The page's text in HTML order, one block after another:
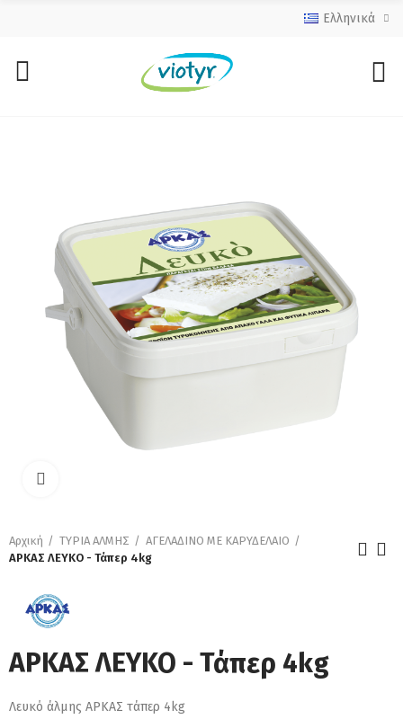
Ελληνικά
Αρχική ΤΥΡΙΑ ΑΛΜΗΣ
ΑΓΕΛΑΔΙΝΟ ΜΕ ΚΑΡΥΔΕΛΑΙΟ
ΑΡΚΑΣ ΛΕΥΚΟ - Τάπερ 4kg
ΑΡΚΑΣ ΛΕΥΚΟ - Τάπερ 4kg
Λευκό άλμης ΑΡΚΑΣ τάπερ 4kg